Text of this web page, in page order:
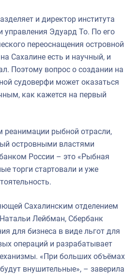
и директор института
управления Эдуард То. По его
переоснащения островной
Сахалине есть и научный, и
Поэтому вопрос о создании на
судоверфи может оказаться
как кажется на первый
реанимации рыбной отрасли,
островными властями
России – это «Рыбная
торги стартовали и уже
Сахалинским отделением
Лейбман, Сбербанк
для бизнеса в виде льгот для
операций и разрабатывает
«При больших объёмах
внушительные», – заверила